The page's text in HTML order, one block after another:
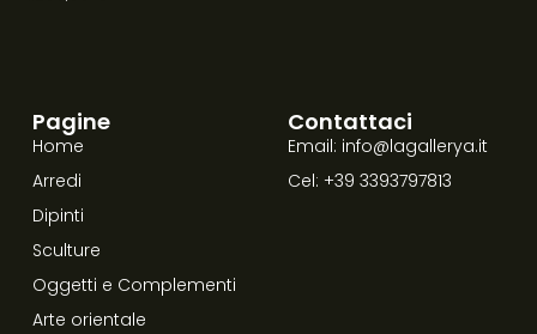
Pagine
Home
Arredi
Dipinti
Sculture
Oggetti e Complementi
Arte orientale
Contattaci
Email: info@lagallerya.it
Cel: +39 3393797813